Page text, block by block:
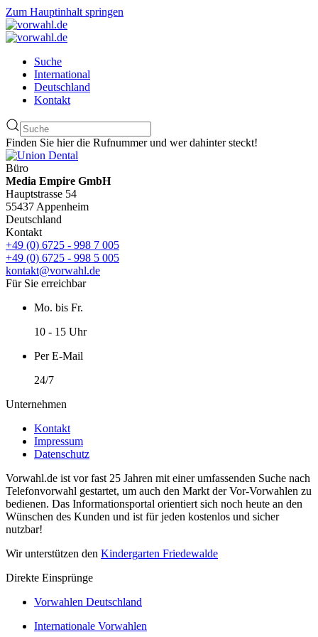
Zum Hauptinhalt springen
Suche
International
Deutschland
Kontakt
Finden Sie hier die Rufnummer und wer dahinter steckt!
Büro
Media Empire GmbH
Hauptstrasse 54
55437 Appenheim
Deutschland
Kontakt
+49 (0) 6725 - 998 7 005
+49 (0) 6725 - 998 5 005
kontakt@vorwahl.de
Für Sie erreichbar
Mo. bis Fr.
10 - 15 Uhr
Per E-Mail
24/7
Unternehmen
Kontakt
Impressum
Datenschutz
Vorwahl.de ist vor fast 25 Jahren mit einer umfassenden Suche nach
Telefonvorwahl gestartet, um auch den Markt der Vor-Vorwahlen zu
bedienen. Das Informationsportal orientiert sich noch heute an den
Wünschen des Kunden und ist für jeden kostenlos und sicher
nutzbar!
Wir unterstützen den Kindergarten Friedewalde
Direkte Einsprünge
Vorwahlen Deutschland
Internationale Vorwahlen